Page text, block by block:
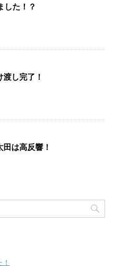
した！？
し完了！
は高反響！